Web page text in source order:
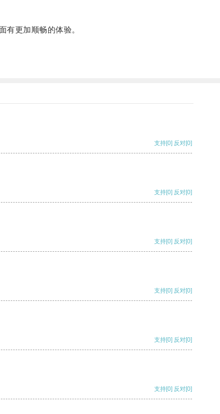
更加顺畅的体验。
支持[0] 反对[0]
支持[0] 反对[0]
支持[0] 反对[0]
支持[0] 反对[0]
支持[0] 反对[0]
支持[0] 反对[0]